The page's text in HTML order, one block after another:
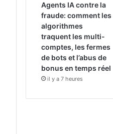
Agents IA contre la
fraude: comment les
algorithmes
traquent les multi-
comptes, les fermes
de bots et l’abus de
bonus en temps réel
il y a 7 heures